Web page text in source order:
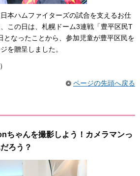
本ハムファイターズの試合を支えるお仕
この日は、札幌ドーム3連戦「豊平区民T
となったことから、参加児童が豊平区民を
を贈呈しました。
ページの先頭へ戻る
ちゃんを撮影しよう！カメラマンっ
ろう？